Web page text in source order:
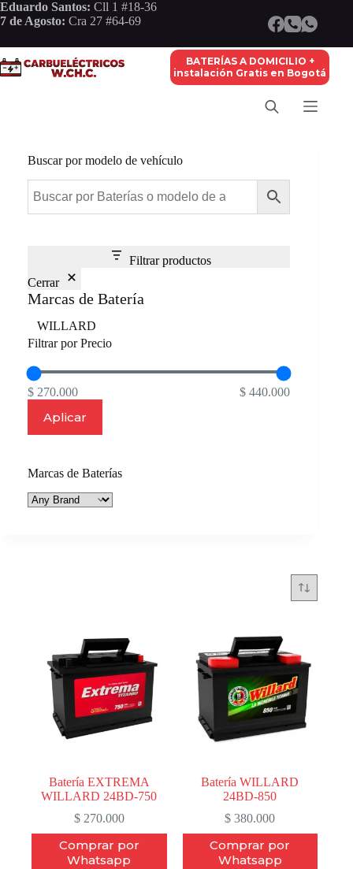
Saltar
al
Eduardo Santos: Cll 1 #18-36
7 de Agosto: Cra 27 #64-69
BATERÍAS A DOMICILIO +
instalación Gratis en Bogotá
Batería EXTREMA
WILLARD 24BD-750
$270.000
Comprar por
Whatsapp
Batería WILLARD
24BD-850
$ 380.000
Comprar por
Whatsapp
Buscar por modelo de vehículo
Filtrar productos
Cerrar
Marcas de Batería
Marca
WILLARD
Filtrar por Precio
$ 270.000 $ 440.000
Aplicar
Marcas de Baterías